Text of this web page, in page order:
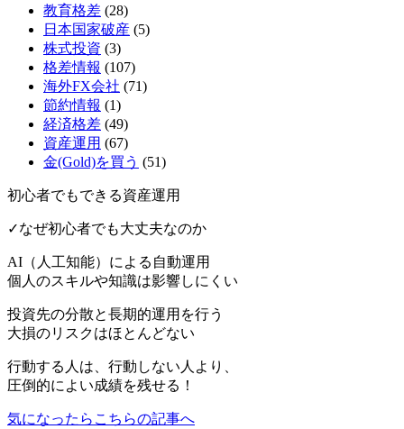
教育格差 (28)
日本国家破産 (5)
株式投資 (3)
格差情報 (107)
海外FX会社 (71)
節約情報 (1)
経済格差 (49)
資産運用 (67)
金(Gold)を買う (51)
初心者でもできる資産運用
✓なぜ初心者でも大丈夫なのか
AI（人工知能）による 自動運用
個人のスキルや知識は影響しにくい
投資先の分散と長期的運用を行う
大損のリスクはほとんどない
行動する人は、行動しない人より、
圧倒的によい成績を残せる！
気になったらこちらの記事へ